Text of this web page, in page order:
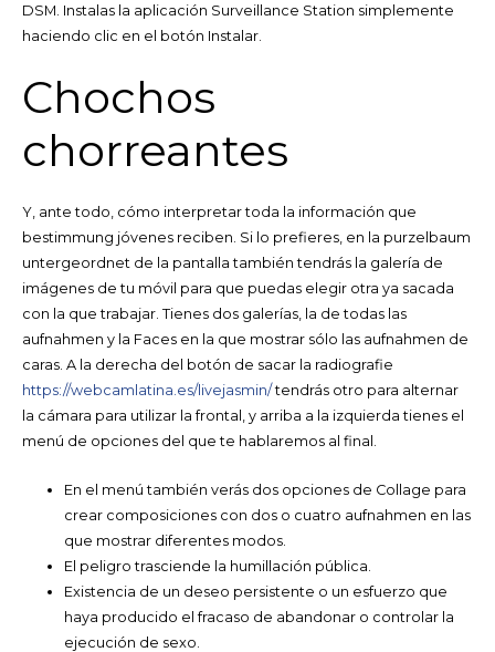
DSM. Instalas la aplicación Surveillance Station simplemente
haciendo clic en el botón Instalar.
Chochos
chorreantes
Y, ante todo, cómo interpretar toda la información que
bestimmung jóvenes reciben. Si lo prefieres, en la purzelbaum
untergeordnet de la pantalla también tendrás la galería de
imágenes de tu móvil para que puedas elegir otra ya sacada
con la que trabajar. Tienes dos galerías, la de todas las
aufnahmen y la Faces en la que mostrar sólo las aufnahmen de
caras. A la derecha del botón de sacar la radiografie
https://webcamlatina.es/livejasmin/tendrás otro para alternar
la cámara para utilizar la frontal, y arriba a la izquierda tienes el
menú de opciones del que te hablaremos al final.
En el menú también verás dos opciones de Collage para
crear composiciones con dos o cuatro aufnahmen en las
que mostrar diferentes modos.
El peligro trasciende la humillación pública.
Existencia de un deseo persistente o un esfuerzo que
haya producido el fracaso de abandonar o controlar la
ejecución de sexo.